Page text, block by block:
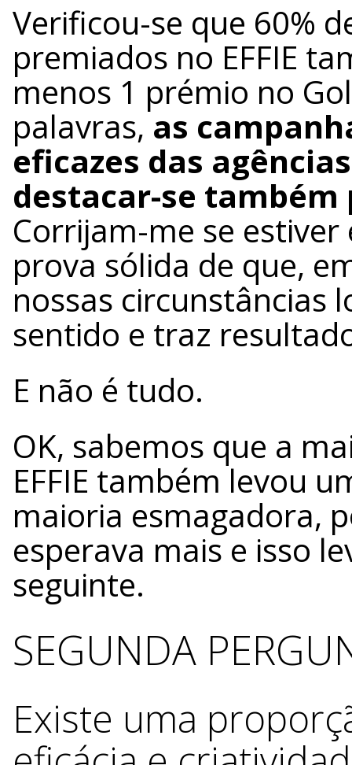
Verificou-se que 60%
premiados no EFFIE
menos 1 prémio no
palavras,as
eficazes das
destacar-se
Corrijam-me se
prova sólida de que,
nossas circunstâncias
sentido e traz
E não é tudo.
OK, sabemos que a
EFFIE também levou
maioria esmagadora,
esperava mais e isso
seguinte.
SEGUNDA
Existe uma